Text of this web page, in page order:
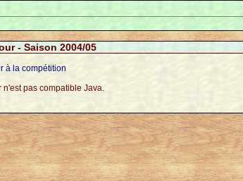
- Saison 2004/05
à la compétition
n'est pas compatible Java.